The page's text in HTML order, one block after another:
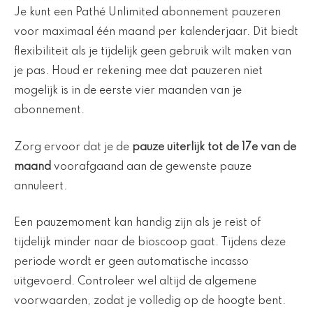
Je kunt een Pathé Unlimited abonnement pauzeren
voor maximaal één maand per kalenderjaar. Dit biedt
flexibiliteit als je tijdelijk geen gebruik wilt maken van
je pas. Houd er rekening mee dat pauzeren niet
mogelijk is in de eerste vier maanden van je
abonnement.
Zorg ervoor dat je de pauze uiterlijk tot de 17e van de
maand voorafgaand aan de gewenste pauze
annuleert.
Een pauzemoment kan handig zijn als je reist of
tijdelijk minder naar de bioscoop gaat. Tijdens deze
periode wordt er geen automatische incasso
uitgevoerd. Controleer wel altijd de algemene
voorwaarden, zodat je volledig op de hoogte bent.